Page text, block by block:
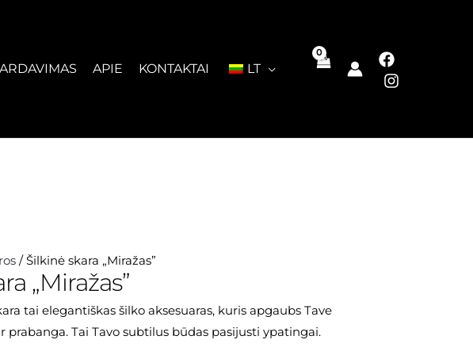
APIE KONTAKTAI LT
/ Šilkinė skara „Miražas”
„Miražas”
tai elegantiškas šilko aksesuaras, kuris apgaubs Tave
prabanga. Tai Tavo subtilus būdas pasijusti ypatingai.